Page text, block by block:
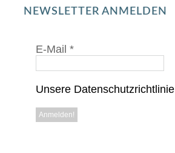
NEWSLETTER ANMELDEN
E-Mail *
Unsere Datenschutzrichtlinie